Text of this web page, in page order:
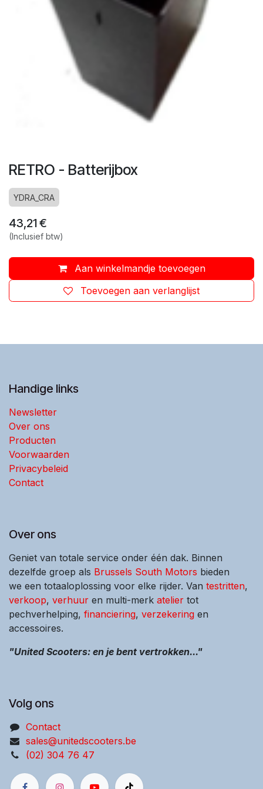
RETRO - Batterijbox
YDRA_CRA
43,21€
(Inclusief btw)
Aan winkelmandje toevoegen
Toevoegen aan verlanglijst
Handige links
Newsletter
Over ons
Producten
Voorwaarden
Privacybeleid
Contact
Over ons
Geniet van totale service onder één dak. Binnen
dezelfde groep als Brussels South Motors bieden
we een totaaloplossing voor elke rijder. Van testritten,
verkoop, verhuur en multi-merk atelier tot
pechverhelping, financiering, verzekering en
accessoires.
"United Scooters: en je bent vertrokken..."
Volg ons
Contact
sales@unitedscooters.be
(02) 304 76 47